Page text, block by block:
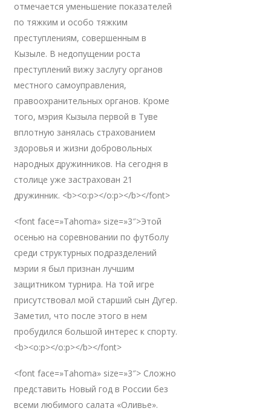
отмечается уменьшение показателей
по тяжким и особо тяжким
преступлениям, совершенным в
Кызыле. В недопущении роста
преступлений вижу заслугу органов
местного самоуправления,
правоохранительных органов. Кроме
того, мэрия Кызыла первой в Туве
вплотную занялась страхованием
здоровья и жизни добровольных
народных дружинников. На сегодня в
столице уже застрахован 21
дружинник. <b><o:p></o:p></b></font>
<font face=»Tahoma» size=»3″>Этой
осенью на соревновании по футболу
среди структурных подразделений
мэрии я был признан лучшим
защитником турнира. На той игре
присутствовал мой старший сын Дугер.
Заметил, что после этого в нем
пробудился большой интерес к спорту.
<b><o:p></o:p></b></font>
<font face=»Tahoma» size=»3″> Сложно
представить Новый год в России без
всеми любимого салата «Оливье».